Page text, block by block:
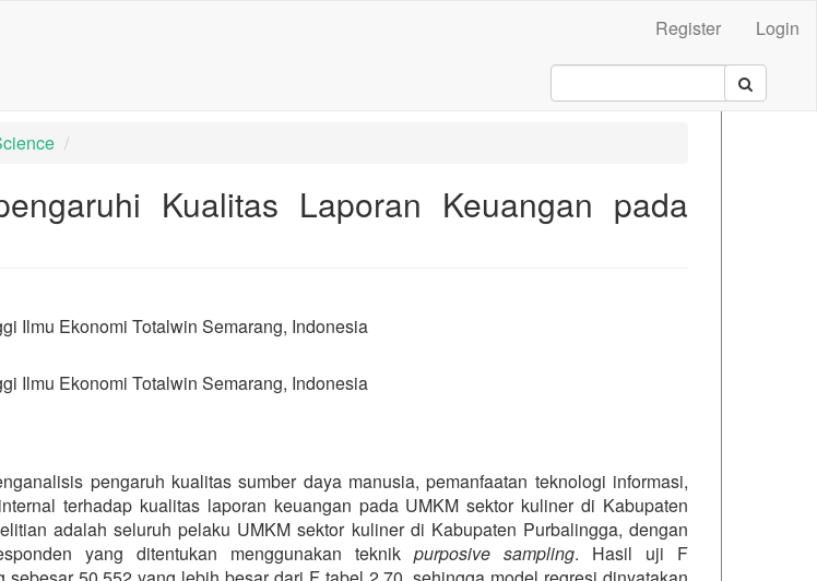
Register Login
Kualitas Laporan Keuangan pada
Ilmu Ekonomi Totalwin Semarang, Indonesia
Ilmu Ekonomi Totalwin Semarang, Indonesia
pengaruh kualitas sumber daya manusia, pemanfaatan teknologi informasi,
terhadap kualitas laporan keuangan pada UMKM sektor kuliner di Kabupaten
adalah seluruh pelaku UMKM sektor kuliner di Kabupaten Purbalingga, dengan
yang ditentukan menggunakan teknikpurposive sampling. Hasil uji F